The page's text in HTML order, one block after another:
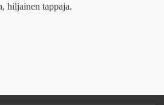
hiljainen tappaja.